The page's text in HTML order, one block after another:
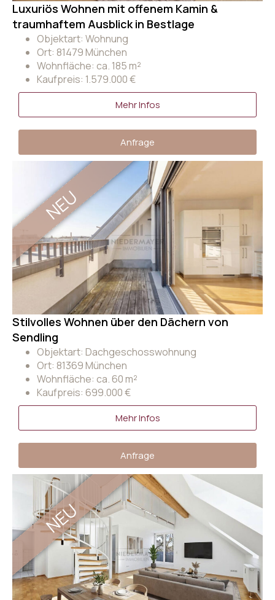
Luxuriös Wohnen mit offenem Kamin &
traumhaftem Ausblick in Bestlage
Objektart: Wohnung
Ort: 81479 München
Wohnfläche: ca. 185 m²
Kaufpreis: 1.579.000 €
Mehr Infos
Anfrage
Stilvolles Wohnen über den Dächern von
Sendling
NEU
Objektart: Dachgeschosswohnung
Ort: 81369 München
Wohnfläche: ca. 60 m²
Kaufpreis: 699.000 €
Mehr Infos
Anfrage
NEU